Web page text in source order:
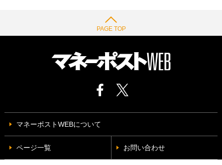
PAGE TOP
マネーポストWEBについて
ページ一覧 お問い合わせ